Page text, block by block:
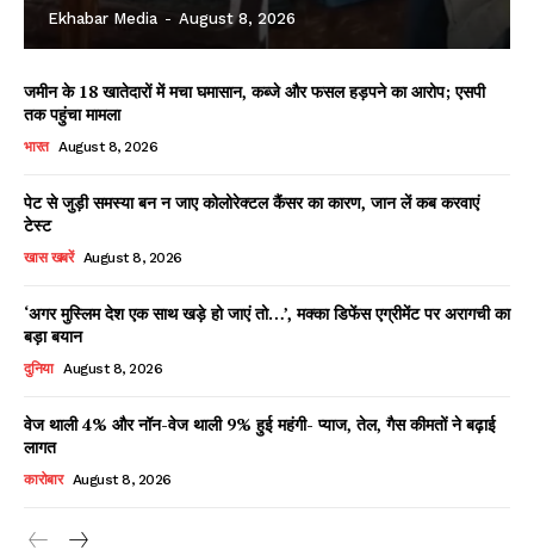
Ekhabar Media - August 8, 2026
जमीन के 18 खातेदारों में मचा घमासान, कब्जे और फसल हड़पने का आरोप; एसपी
तक पहुंचा मामला
भारत August 8, 2026
पेट से जुड़ी समस्या बन न जाए कोलोरेक्टल कैंसर का कारण, जान लें कब करवाएं
टेस्ट
खास खबरें August 8, 2026
‘अगर मुस्लिम देश एक साथ खड़े हो जाएं तो…’, मक्का डिफेंस एग्रीमेंट पर अरागची का
बड़ा बयान
दुनिया August 8, 2026
वेज थाली 4% और नॉन-वेज थाली 9% हुई महंगी- प्याज, तेल, गैस कीमतों ने बढ़ाई
लागत
कारोबार August 8, 2026